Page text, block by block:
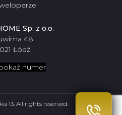
Sp. z o.o.
48
Łódź
numer
09 56
13. All rights reserved.